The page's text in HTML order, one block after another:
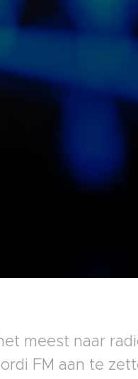
meest naar
FM aan te